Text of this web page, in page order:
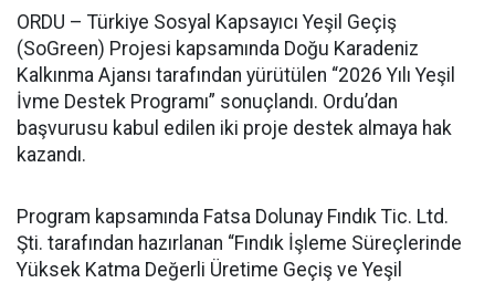
ORDU – Türkiye Sosyal Kapsayıcı Yeşil Geçiş
(SoGreen) Projesi kapsamında Doğu Karadeniz
Kalkınma Ajansı tarafından yürütülen “2026 Yılı Yeşil
İvme Destek Programı” sonuçlandı. Ordu’dan
başvurusu kabul edilen iki proje destek almaya hak
kazandı.
Program kapsamında Fatsa Dolunay Fındık Tic. Ltd.
Şti. tarafından hazırlanan “Fındık İşleme Süreçlerinde
Yüksek Katma Değerli Üretime Geçiş ve Yeşil